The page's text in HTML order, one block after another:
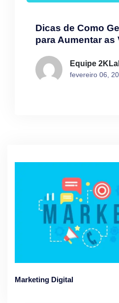
Dicas de Como
para Aumentar as
Equipe
fevereiro 06,
Marketing Digital